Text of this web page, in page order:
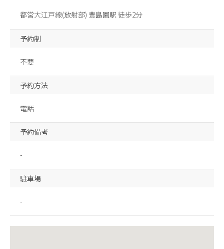
都営大江戸線(放射部) 豊島園駅 徒歩2分
予約制
不要
予約方法
電話
予約備考
-
駐車場
-